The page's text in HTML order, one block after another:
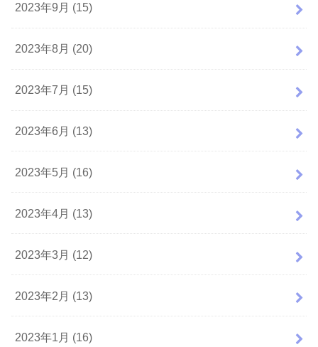
2023年9月 (15)
2023年8月 (20)
2023年7月 (15)
2023年6月 (13)
2023年5月 (16)
2023年4月 (13)
2023年3月 (12)
2023年2月 (13)
2023年1月 (16)